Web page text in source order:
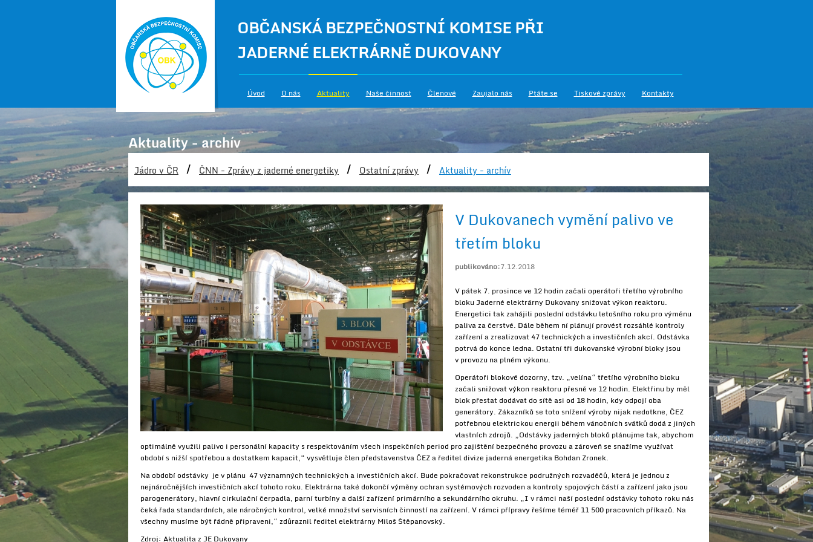
OBČANSKÁ BEZPEČNOSTNÍ KOMISE PŘI
JADERNÉ ELEKTRÁRNĚ DUKOVANY
Úvod O nás Aktuality Naše činnost Členové Zaujalo nás Ptáte se Tiskové zprávy Kontakty
Aktuality - archív
Jádro v ČR / ČNN - Zprávy z jaderné energetiky / Ostatní zprávy / Aktuality - archív
V Dukovanech vymění palivo ve
třetím bloku
publikováno:7.12.2018
V pátek 7. prosince ve 12 hodin začali operátoři třetího výrobního
bloku Jaderné elektrárny Dukovany snižovat výkon reaktoru.
Energetici tak zahájili poslední odstávku letošního roku pro výměnu
paliva za čerstvé. Dále během ní plánují provést rozsáhlé kontroly
zařízení a zrealizovat 47 technických a investičních akcí. Odstávka
potrvá do konce ledna. Ostatní tři dukovanské výrobní bloky jsou
v provozu na plném výkonu.
Operátoři blokové dozorny, tzv. „velína“ třetího výrobního bloku
začali snižovat výkon reaktoru přesně ve 12 hodin. Elektřinu by měl
blok přestat dodávat do sítě asi od 18 hodin, kdy odpojí oba
generátory. Zákazníků se toto snížení výroby nijak nedotkne, ČEZ
potřebnou elektrickou energii během vánočních svátků dodá z jiných
vlastních zdrojů. „Odstávky jaderných bloků plánujme tak, abychom
optimálně využili palivo i personální kapacity s respektováním všech inspekčních period pro zajištění bezpečného provozu a zároveň se snažíme využívat
období s nižší spotřebou a dostatkem kapacit,“ vysvětluje člen představenstva ČEZ a ředitel divize jaderná energetika Bohdan Zronek.
Na období odstávky je v plánu 47 významných technických a investičních akcí. Bude pokračovat rekonstrukce podružných rozvaděčů, která je jednou z
nejnáročnějších investičních akcí tohoto roku. Elektrárna také dokončí výměny ochran systémových rozvoden a kontroly spojových částí a zařízení jako jsou
parogenerátory, hlavní cirkulační čerpadla, parní turbíny a další zařízení primárního a sekundárního okruhu. „I v rámci naší poslední odstávky tohoto roku nás
čeká řada standardních, ale náročných kontrol, velké množství servisních činností na zařízení. V rámci přípravy řešíme téměř 11 500 pracovních příkazů. Na
všechny musíme být řádně připraveni,“ zdůraznil ředitel elektrárny Miloš Štěpanovský.
Zdroj: Aktualita z JE Dukovany